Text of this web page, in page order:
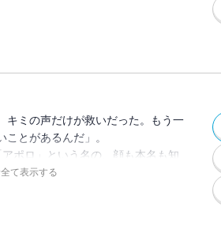
寧々の4人もスリッパのままホテ
い出すイコのもとに辿り着いたの
六花はヒズミと結成予定のバンド
しかし、プロ思考のヒズミにボツ
の心に炎が宿る！
キミの声だけが救いだった。もう一
とがあるんだ」。
ポロ」という名の、顔も本名も知
探していた。だがある日、有栖は進
全て表示する